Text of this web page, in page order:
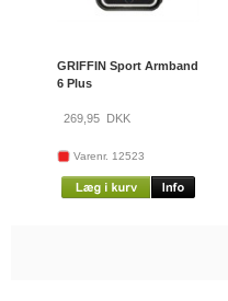
GRIFFIN Sport Armband
6 Plus
269,95DKK
Varenr. 12523